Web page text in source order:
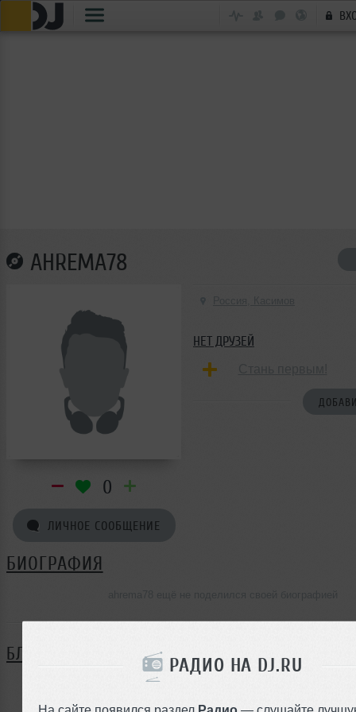
РАДИО НА DJ.RU
На сайте появился раздел Радио — слушайте
AHREMA78
0
ЛИЧНОЕ СООБЩЕНИЕ
НЕТ ДРУЗЕЙ
БИОГРАФИЯ
БЛОГ